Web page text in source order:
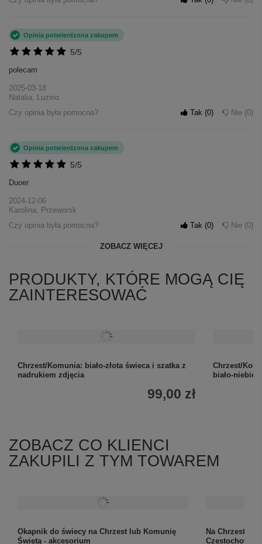
5/5
Opinia potwierdzona zakupem
polecam
2025-03-18
Natalia, Luzino
Czy opinia była pomocna?
Tak 0 Nie 0
5/5
Opinia potwierdzona zakupem
Duoer
2024-12-06
Karolina, Przeworsk
Czy opinia była pomocna?
Tak 0 Nie 0
ZOBACZ WIĘCEJ
PRODUKTY, KTÓRE MOGĄ CIĘ
ZAINTERESOWAĆ
Chrzest/Komunia: biało-złota świeca i szatka z
nadrukiem zdjęcia
99,00 zł
Chrzest/
biało-
ZOBACZ CO KLIENCI
ZAKUPILI Z TYM TOWAREM
Okapnik do świecy na Chrzest lub Komunię
Świętą - akcesorium
Na Chrzest: